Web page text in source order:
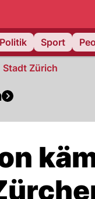
Politik Sport
Stadt Zürich